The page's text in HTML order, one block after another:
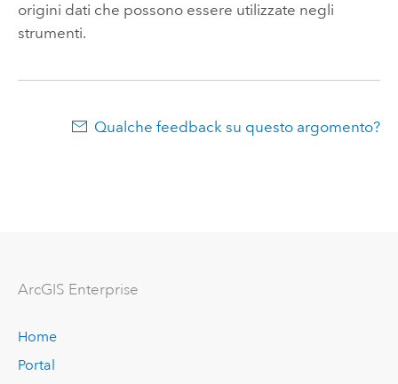
origini dati che possono essere utilizzate negli
strumenti.
Qualche feedback su questo argomento?
ArcGIS Enterprise
Home
Portal